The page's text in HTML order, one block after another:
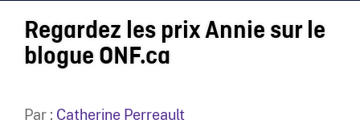
Regardez les prix Annie sur le
blogue ONF.ca
Par : Catherine Perreault